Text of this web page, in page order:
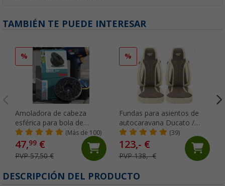
TAMBIÉN TE PUEDE INTERESAR
%
Amoladora de cabeza
esférica para bola de
remolque 11 cm Kurse-
Tech
(Más de 100)
47,99 €
PVP 57,50 €
%
Fundas para asientos de
autocaravana Ducato /
Boxer / Jumper 2 uds.
crema / marrón Bremer
(39)
123,- €
PVP 138,- €
DESCRIPCIÓN DEL PRODUCTO